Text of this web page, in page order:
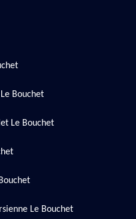
Bouchet
Le Bouchet
Le Bouchet